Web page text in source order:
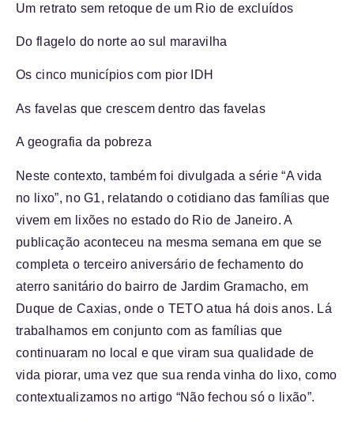
Um retrato sem retoque de um Rio de excluídos
Do flagelo do norte ao sul maravilha
Os cinco municípios com pior IDH
As favelas que crescem dentro das favelas
A geografia da pobreza
Neste contexto, também foi divulgada a série “A vida
no lixo”, no G1, relatando o cotidiano das famílias que
vivem em lixões no estado do Rio de Janeiro. A
publicação aconteceu na mesma semana em que se
completa o terceiro aniversário de fechamento do
aterro sanitário do bairro de Jardim Gramacho, em
Duque de Caxias, onde o TETO atua há dois anos. Lá
trabalhamos em conjunto com as famílias que
continuaram no local e que viram sua qualidade de
vida piorar, uma vez que sua renda vinha do lixo,como
contextualizamos no artigo “Não fechou só o lixão”.